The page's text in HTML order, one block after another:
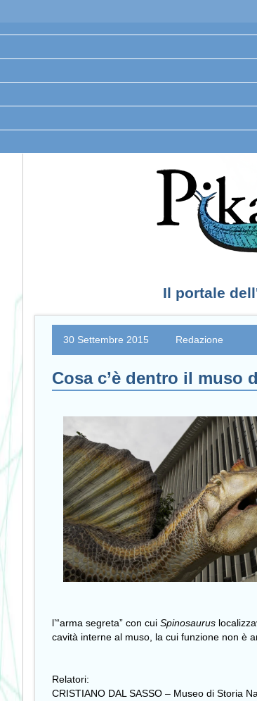
Il portale
30 Settembre 2015 Redazione
Cosa c’è dentro il muso
l’“arma segreta” con cui Spinosaurus
cavità interne al muso, la cui funzione non è
Relatori:
CRISTIANO DAL SASSO – Museo di Storia